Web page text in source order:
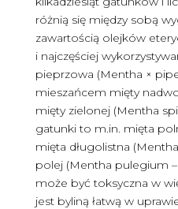
różnią się między sobą
zawartością olejków
i najczęściej
pieprzowa (Mentha ×
mieszańcem mięty
mięty zielonej (Mentha
gatunki to m.in. mięta
mięta długolistna
polej (Mentha pulegium
może być toksyczna w
jest byliną łatwą w